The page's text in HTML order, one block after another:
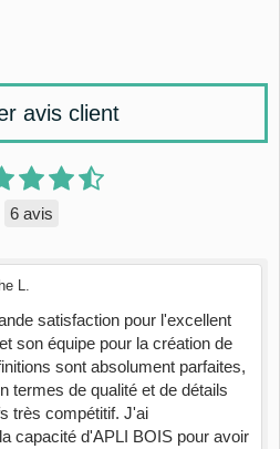
avis client
6 avis
L.
satisfaction pour l'excellent
son équipe pour la création de
sont absolument parfaites,
termes de qualité et de détails
très compétitif. J'ai
capacité d'APLI BOIS pour avoir